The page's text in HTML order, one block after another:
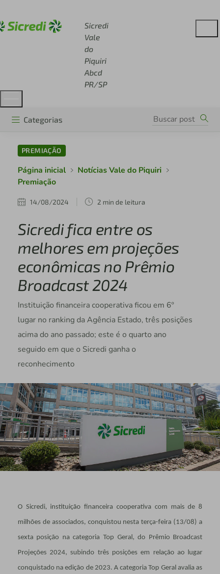
Sicredi
Vale
do
Piquiri
Abcd
PR/SP
Categorias
PREMIAÇÃO
Página inicial
Notícias Vale do Piquiri
Premiação
14/08/2024 2 min de leitura
Sicredi fica entre os
melhores em projeções
econômicas no Prêmio
Broadcast 2024
Instituição financeira cooperativa ficou em 6º
lugar no ranking da Agência Estado, três posições
acima do ano passado; este é o quarto ano
seguido em que o Sicredi ganha o
reconhecimento
O Sicredi, instituição financeira cooperativa com mais de 8
milhões de associados, conquistou nesta terça-feira (13/08) a
sexta posição na categoria Top Geral, do Prêmio Broadcast
Projeções 2024, subindo três posições em relação ao lugar
conquistado na edição de 2023. A categoria Top Geral avalia as